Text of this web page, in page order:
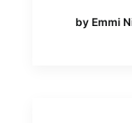
by Emmi